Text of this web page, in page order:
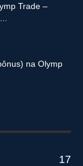
Trade –
na Olymp
17